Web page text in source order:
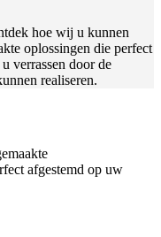
hoe wij u kunnen
oplossingen die perfect
verrassen door de
realiseren.
afgestemd op uw